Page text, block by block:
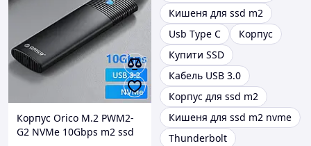
Корпус Orico M.2 PWM2-
G2 NVMe 10Gbps m2 ssd
Кишеня для ssd m2
Usb Type C
Корпус
Купити SSD
Кабель USB 3.0
Корпус для ssd m2
Кишеня для ssd m2 nvme
Thunderbolt